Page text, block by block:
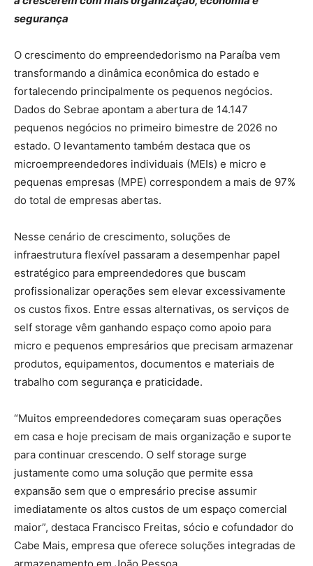
segurança
O crescimento do empreendedorismo na Paraíba vem
transformando a dinâmica econômica do estado e
fortalecendo principalmente os pequenos negócios.
Dados do Sebrae apontam a abertura de 14.147
pequenos negócios no primeiro bimestre de 2026 no
estado. O levantamento também destaca que os
microempreendedores individuais (MEIs) e micro e
pequenas empresas (MPE) correspondem a mais de 97%
do total de empresas abertas.
Nesse cenário de crescimento, soluções de
infraestrutura flexível passaram a desempenhar papel
estratégico para empreendedores que buscam
profissionalizar operações sem elevar excessivamente
os custos fixos. Entre essas alternativas, os serviços de
self storage vêm ganhando espaço como apoio para
micro e pequenos empresários que precisam armazenar
produtos, equipamentos, documentos e materiais de
trabalho com segurança e praticidade.
“Muitos empreendedores começaram suas operações
em casa e hoje precisam de mais organização e suporte
para continuar crescendo. O self storage surge
justamente como uma solução que permite essa
expansão sem que o empresário precise assumir
imediatamente os altos custos de um espaço comercial
maior”, destaca Francisco Freitas, sócio e cofundador do
Cabe Mais, empresa que oferece soluções integradas de